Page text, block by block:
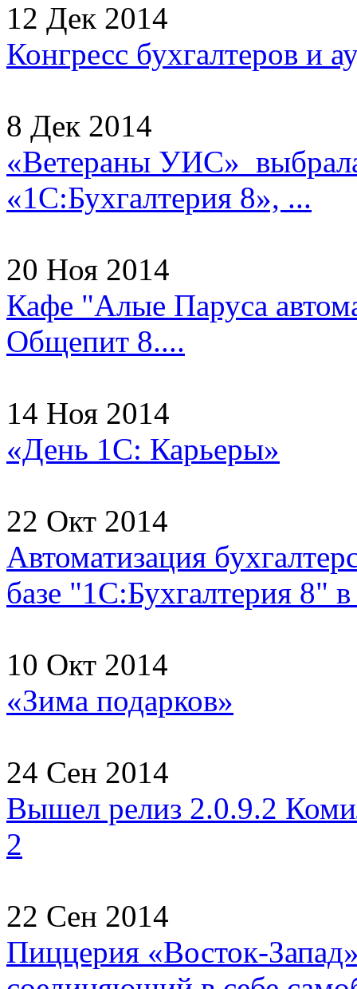
12 Дек 2014
Конгресс бухгалтеров и
8 Дек 2014
«Ветераны УИС»
«1С:Бухгалтерия 8», ...
20 Ноя 2014
Кафе "Алые Паруса
Общепит 8....
14 Ноя 2014
«День 1С: Карьеры»
22 Окт 2014
Автоматизация
базе "1С:Бухгалтерия
10 Окт 2014
«Зима подарков»
24 Сен 2014
Вышел релиз 2.0.9.2
2
22 Сен 2014
Пиццерия «Восток-